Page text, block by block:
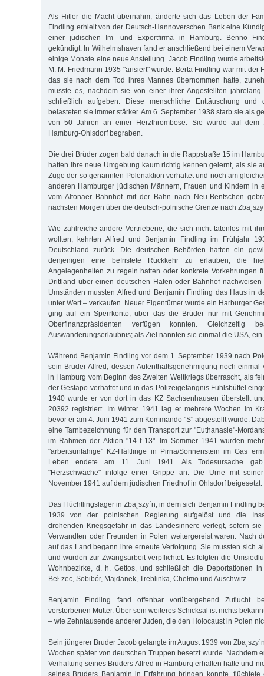
Als Hitler die Macht übernahm, änderte sich das Leben der
Findling erhielt von der Deutsch-Hannoverschen Bank eine
einer jüdischen Im- und Exportfirma in Hamburg. Benno
gekündigt. In Wilhelmshaven fand er anschließend bei einem
einige Monate eine neue Anstellung. Jacob Findling wurde
M. M. Friedmann 1935 "arisiert" wurde. Berta Findling war mit der
das sie nach dem Tod ihres Mannes übernommen hatte,
musste es, nachdem sie von einer ihrer Angestellten jahrelang
schließlich aufgeben. Diese menschliche Enttäuschung und
belasteten sie immer stärker. Am 6. September 1938 starb sie als
von 50 Jahren an einer Herzthrombose. Sie wurde auf dem
Hamburg-Ohlsdorf begraben.
Die drei Brüder zogen bald danach in die Rappstraße 15 im
hatten ihre neue Umgebung kaum richtig kennen gelernt, als sie
Zuge der so genannten Polenaktion verhaftet und noch am
anderen Hamburger jüdischen Männern, Frauen und Kindern in
vom Altonaer Bahnhof mit der Bahn nach Neu-Bentschen
nächsten Morgen über die deutsch-polnische Grenze nach
Wie zahlreiche andere Vertriebene, die sich nicht tatenlos mit
wollten, kehrten Alfred und Benjamin Findling im Frühjahr
Deutschland zurück. Die deutschen Behörden hatten ein
denjenigen eine befristete Rückkehr zu erlauben, die
Angelegenheiten zu regeln hatten oder konkrete Vorkehrungen
Drittland über einen deutschen Hafen oder Bahnhof
Umständen mussten Alfred und Benjamin Findling das Haus in
unter Wert – verkaufen. Neuer Eigentümer wurde ein Harburger
ging auf ein Sperrkonto, über das die Brüder nur mit
Oberfinanzpräsidenten verfügen konnten. Gleichzeitig
Auswanderungserlaubnis; als Ziel nannten sie einmal die USA,
Während Benjamin Findling vor dem 1. September 1939 nach
sein Bruder Alfred, dessen Aufenthaltsgenehmigung noch einmal
in Hamburg vom Beginn des Zweiten Weltkriegs überrascht, als
der Gestapo verhaftet und in das Polizeigefängnis Fuhlsbüttel
1940 wurde er von dort in das KZ Sachsenhausen überstellt
20392 registriert. Im Winter 1941 lag er mehrere Wochen im
bevor er am 4. Juni 1941 zum Kommando "S" abgestellt wurde.
eine Tarnbezeichnung für den Transport zur "Euthanasie"-
im Rahmen der Aktion "14 f 13". Im Sommer 1941 wurden
"arbeitsunfähige" KZ-Häftlinge in Pirna/Sonnenstein im Gas
Leben endete am 11. Juni 1941. Als Todesursache gab
"Herzschwäche" infolge einer Grippe an. Die Urne mit
November 1941 auf dem jüdischen Friedhof in Ohlsdorf beigesetzt.
Das Flüchtlingslager in Zba˛szy´n, in dem sich Benjamin Findling
1939 von der polnischen Regierung aufgelöst und die
drohenden Kriegsgefahr in das Landesinnere verlegt, sofern
Verwandten oder Freunden in Polen weitergereist waren. Nach
auf das Land begann ihre erneute Verfolgung. Sie mussten sich
und wurden zur Zwangsarbeit verpflichtet. Es folgten die
Wohnbezirke, d. h. Gettos, und schließlich die Deportationen
Beł˙zec, Sobibór, Majdanek, Treblinka, Chełmo und Auschwitz.
Benjamin Findling fand offenbar vorübergehend Zuflucht
verstorbenen Mutter. Über sein weiteres Schicksal ist nichts
– wie Zehntausende anderer Juden, die den Holocaust in Polen
Sein jüngerer Bruder Jacob gelangte im August 1939 von
Wochen später von deutschen Truppen besetzt wurde. Nachdem
Verhaftung seines Bruders Alfred in Hamburg erhalten hatte und
seines Bruders Benjamin in Erfahrung bringen konnte,